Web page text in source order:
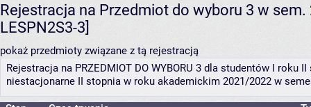
Rejestracja na Przedmiot do wyboru 3 w
LESPN2S3-3]
pokaż przedmioty związane z tą rejestracją
Rejestracja na PRZEDMIOT DO WYBORU 3 dla studentów I
niestacjonarne II stopnia w roku akademickim 2021/2022 w